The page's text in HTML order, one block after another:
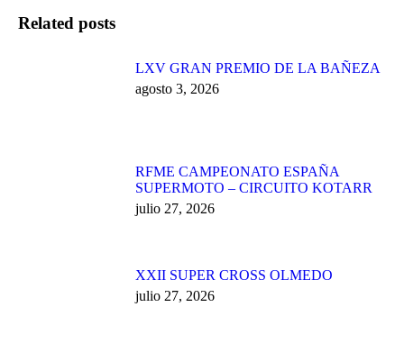
Related posts
LXV GRAN PREMIO DE LA BAÑEZA
agosto 3, 2026
RFME CAMPEONATO ESPAÑA
SUPERMOTO – CIRCUITO KOTARR
julio 27, 2026
XXII SUPER CROSS OLMEDO
julio 27, 2026